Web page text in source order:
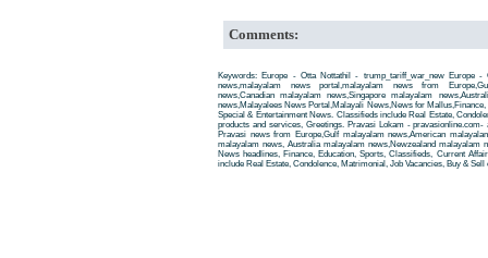
Comments:
Keywords: Europe - Otta Nottathil - trump_tariff_war_new Europe -
news,malayalam news portal,malayalam news from
news,Canadian malayalam news,Singapore malayalam
news,Malayalees News Portal,Malayali News,News for
Special & Entertainment News. Classifieds include Real Estate,
products and services, Greetings. Pravasi Lokam -
Pravasi news from Europe,Gulf malayalam news,American
malayalam news, Australia malayalam news,Newzealand malayalam
News headlines, Finance, Education, Sports, Classifieds, Current
include Real Estate, Condolence, Matrimonial, Job Vacancies, Buy &